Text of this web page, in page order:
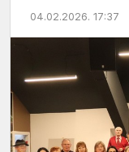
04.02.2026. 17:37